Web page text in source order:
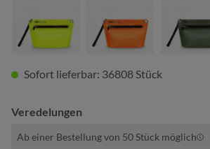
Sofort lieferbar: 36808 Stück
Veredelungen
Ab einer Bestellung von 50 Stück möglich